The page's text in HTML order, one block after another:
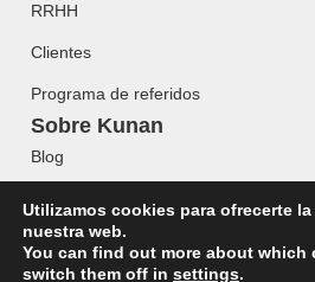
RRHH
Clientes
Programa de referidos
Sobre Kunan
Blog
Utilizamos cookies para ofrecerte
nuestra web.
You can find out more about which
switch them off in settings.